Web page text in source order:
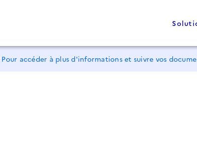
Pour accéder à plus d'informations et suivre vos